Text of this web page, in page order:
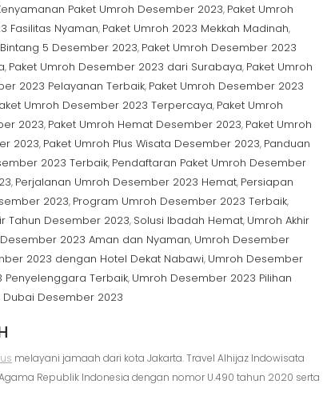
Paket Umroh Desember 2023, Paket Umroh
Fasilitas Nyaman, Paket Umroh 2023 Mekkah Madinah,
5 Desember 2023, Paket Umroh Desember 2023
, Paket Umroh Desember 2023 dari Surabaya, Paket Umroh
2023 Pelayanan Terbaik, Paket Umroh Desember 2023
Umroh Desember 2023 Terpercaya, Paket Umroh
2023, Paket Umroh Hemat Desember 2023, Paket Umroh
2023, Paket Umroh Plus Wisata Desember 2023, Panduan
2023 Terbaik, Pendaftaran Paket Umroh Desember
, Perjalanan Umroh Desember 2023 Hemat, Persiapan
2023, Program Umroh Desember 2023 Terbaik,
Tahun Desember 2023, Solusi Ibadah Hemat, Umroh Akhir
2023 Aman dan Nyaman, Umroh Desember
2023 dengan Hotel Dekat Nabawi, Umroh Desember
Penyelenggara Terbaik, Umroh Desember 2023 Pilihan
Dubai Desember 2023
melayani jamaah dari kota Jakarta. Travel Alhijaz Indowisata
Republik Indonesia dengan nomor U.490 tahun 2020 serta